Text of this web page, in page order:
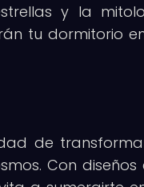
y la
tu dormitorio
de
Con diseños